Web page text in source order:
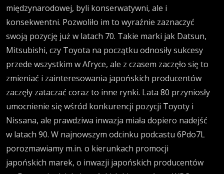
międzynarodowej, byli konserwatywni, ale i
konsekwentni. Pozwoliło im to wyraźnie zaznaczyć
swoją pozycję już w latach 70. Takie marki jak Datsun,
Mitsubishi, czy Toyota na początku odnosiły sukcesy
przede wszystkim w Afryce, ale z czasem zaczęło się to
zmieniać i zainteresowania japońskich producentów
zaczęły zataczać coraz to inne rynki. Lata 80 przyniosły
umocnienie się wśród konkurencji pozycji Toyoty i
Nissana, ale prawdziwa inwazja miała dopiero nadejść
w latach 90. W najnowszym odcinku podcastu 6Pdo7L
porozmawiamy m.in. o kierunkach promocji
japońskich marek, o inwazji japońskich producentów